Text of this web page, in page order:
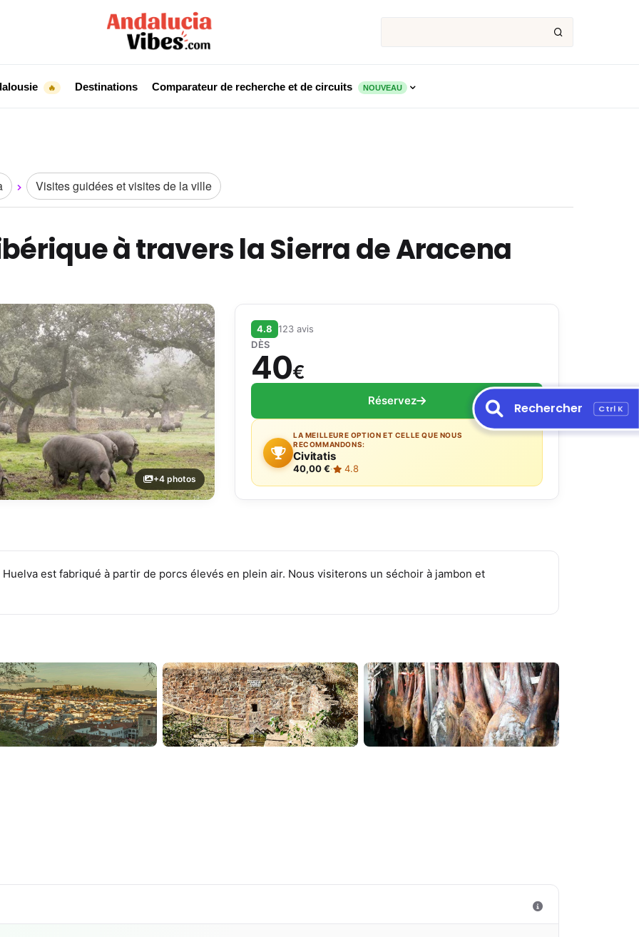
🔥 Destinations Comparateur de recherche et de circuits NOUVEAU
Visites guidées et visites de la ville
à travers la Sierra de Aracena
+4 photos
4.8 123 avis
DÈS
40€
Réservez
LA MEILLEURE OPTION ET CELLE QUE NOUS
RECOMMANDONS:
Civitatis
40,00 €· 4.8
est fabriqué à partir de porcs élevés en plein air. Nous visiterons un séchoir à jambon et
Rechercher Ctrl K